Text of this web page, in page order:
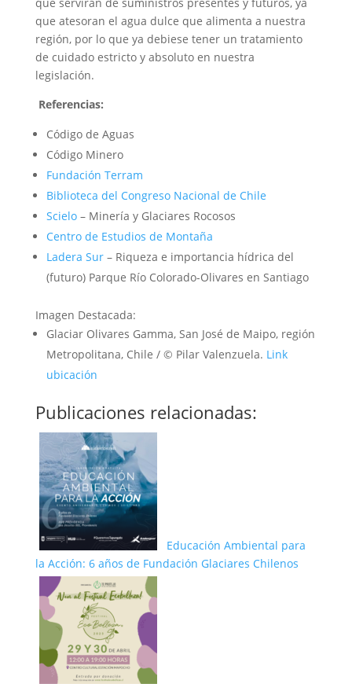
que atesoran el agua dulce que alimenta a nuestra
región, por lo que ya debiese tener un tratamiento
de cuidado estricto y absoluto en nuestra
legislación.
Referencias:
Código de Aguas
Código Minero
Fundación Terram
Biblioteca del Congreso Nacional de Chile
Scielo – Minería y Glaciares Rocosos
Centro de Estudios de Montaña
Ladera Sur – Riqueza e importancia hídrica del
(futuro) Parque Río Colorado-Olivares en Santiago
Imagen Destacada:
Glaciar Olivares Gamma, San José de Maipo, región
Metropolitana, Chile / © Pilar Valenzuela. Link
ubicación
Publicaciones relacionadas:
Educación Ambiental para
la Acción: 6 años de Fundación Glaciares Chilenos